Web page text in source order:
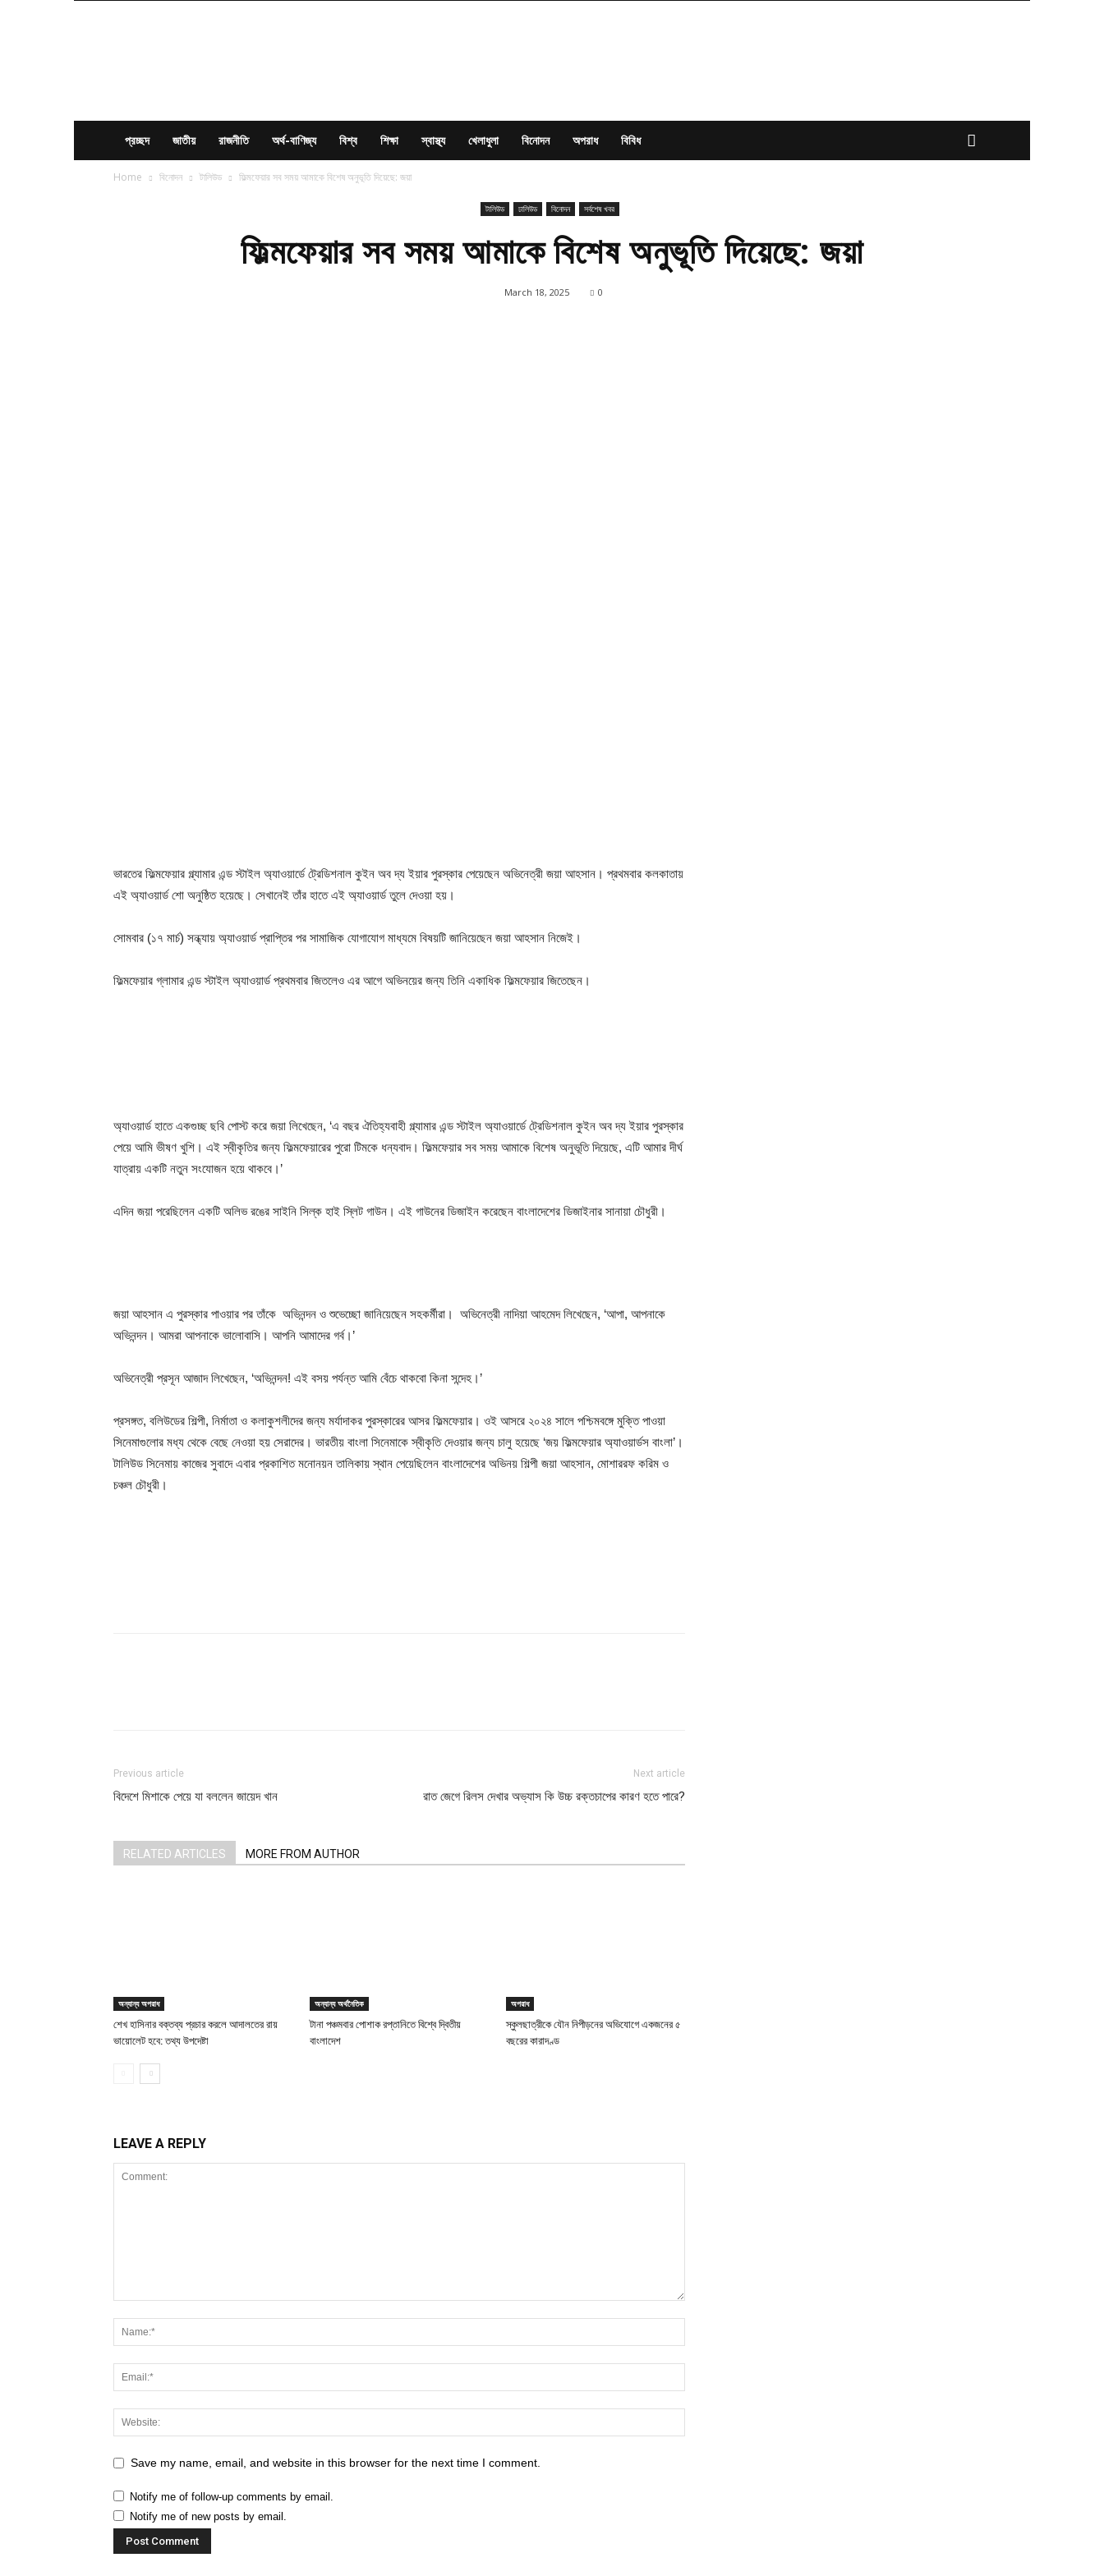
প্রচ্ছদ জাতীয় রাজনীতি অর্থ-বাণিজ্য বিশ্ব শিক্ষা স্বাস্থ্য খেলাধুলা বিনোদন অপরাধ বিবিধ
Home বিনোদন টালিউড ফিল্মফেয়ার সব সময় আমাকে বিশেষ অনুভূতি দিয়েছে: জয়া
টালিউড ঢালিউড বিনোদন সর্বশেষ খবর
ফিল্মফেয়ার সব সময় আমাকে বিশেষ অনুভূতি দিয়েছে: জয়া
March 18, 2025 0
ভারতের ফিল্মফেয়ার গ্ল্যামার এন্ড স্টাইল অ্যাওয়ার্ডে ট্রেডিশনাল কুইন অব দ্য ইয়ার পুরস্কার পেয়েছেন অভিনেত্রী জয়া আহসান। প্রথমবার কলকাতায়
এই অ্যাওয়ার্ড শো অনুষ্ঠিত হয়েছে। সেখানেই তাঁর হাতে এই অ্যাওয়ার্ড তুলে দেওয়া হয়।
সোমবার (১৭ মার্চ) সন্ধ্যায় অ্যাওয়ার্ড প্রাপ্তির পর সামাজিক যোগাযোগ মাধ্যমে বিষয়টি জানিয়েছেন জয়া আহসান নিজেই।
ফিল্মফেয়ার গ্লামার এন্ড স্টাইল অ্যাওয়ার্ড প্রথমবার জিতলেও এর আগে অভিনয়ের জন্য তিনি একাধিক ফিল্মফেয়ার জিতেছেন।
অ্যাওয়ার্ড হাতে একগুচ্ছ ছবি পোস্ট করে জয়া লিখেছেন, ‘এ বছর ঐতিহ্যবাহী গ্ল্যামার এন্ড স্টাইল অ্যাওয়ার্ডে ট্রেডিশনাল কুইন অব দ্য ইয়ার পুরস্কার
পেয়ে আমি ভীষণ খুশি। এই স্বীকৃতির জন্য ফিল্মফেয়ারের পুরো টিমকে ধন্যবাদ। ফিল্মফেয়ার সব সময় আমাকে বিশেষ অনুভূতি দিয়েছে, এটি আমার দীর্ঘ
যাত্রায় একটি নতুন সংযোজন হয়ে থাকবে।’
এদিন জয়া পরেছিলেন একটি অলিভ রঙের সাইনি সিল্ক হাই স্লিট গাউন। এই গাউনের ডিজাইন করেছেন বাংলাদেশের ডিজাইনার সানায়া চৌধুরী।
জয়া আহসান এ পুরস্কার পাওয়ার পর তাঁকে অভিনন্দন ও শুভেচ্ছো জানিয়েছেন সহকর্মীরা। অভিনেত্রী নাদিয়া আহমেদ লিখেছেন, ‘আপা, আপনাকে
অভিনন্দন। আমরা আপনাকে ভালোবাসি। আপনি আমাদের গর্ব।’
অভিনেত্রী প্রসূন আজাদ লিখেছেন, ‘অভিনন্দন! এই বসয় পর্যন্ত আমি বেঁচে থাকবো কিনা সন্দেহ।’
প্রসঙ্গত, বলিউডের শিল্পী, নির্মাতা ও কলাকুশলীদের জন্য মর্যাদাকর পুরস্কারের আসর ফিল্মফেয়ার। ওই আসরে ২০২৪ সালে পশ্চিমবঙ্গে মুক্তি পাওয়া
সিনেমাগুলোর মধ্য থেকে বেছে নেওয়া হয় সেরাদের। ভারতীয় বাংলা সিনেমাকে স্বীকৃতি দেওয়ার জন্য চালু হয়েছে ‘জয় ফিল্মফেয়ার অ্যাওয়ার্ডস বাংলা’।
টালিউড সিনেমায় কাজের সুবাদে এবার প্রকাশিত মনোনয়ন তালিকায় স্থান পেয়েছিলেন বাংলাদেশের অভিনয় শিল্পী জয়া আহসান, মোশাররফ করিম ও
চঞ্চল চৌধুরী।
Previous article
বিদেশে মিশাকে পেয়ে যা বললেন জায়েদ খান
Next article
রাত জেগে রিলস দেখার অভ্যাস কি উচ্চ রক্তচাপের কারণ হতে পারে?
RELATED ARTICLES MORE FROM AUTHOR
অন্যান্য অপরাধ
শেখ হাসিনার বক্তব্য প্রচার করলে আদালতের রায়
ভায়োলেট হবে: তথ্য উপদেষ্টা
অন্যান্য অর্থনৈতিক
টানা পঞ্চমবার পোশাক রপ্তানিতে বিশ্বে দ্বিতীয়
বাংলাদেশ
অপরাধ
স্কুলছাত্রীকে যৌন নিপীড়নের অভিযোগে একজনের ৫
বছরের কারাদণ্ড
LEAVE A REPLY
Save my name, email, and website in this browser for the next time I comment.
Notify me of follow-up comments by email.
Notify me of new posts by email.